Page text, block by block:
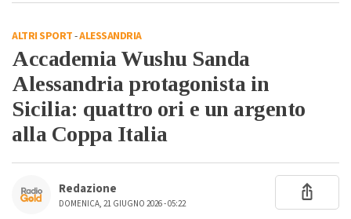
ALTRI SPORT-ALESSANDRIA
Accademia Wushu Sanda
Alessandria protagonista in
Sicilia: quattro ori e un argento
alla Coppa Italia
Redazione
DOMENICA, 21 GIUGNO 2026 - 05:22